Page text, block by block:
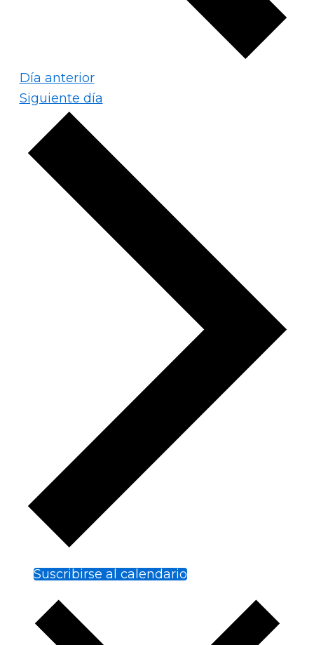
Día anterior
Siguiente día
Suscribirse al calendario